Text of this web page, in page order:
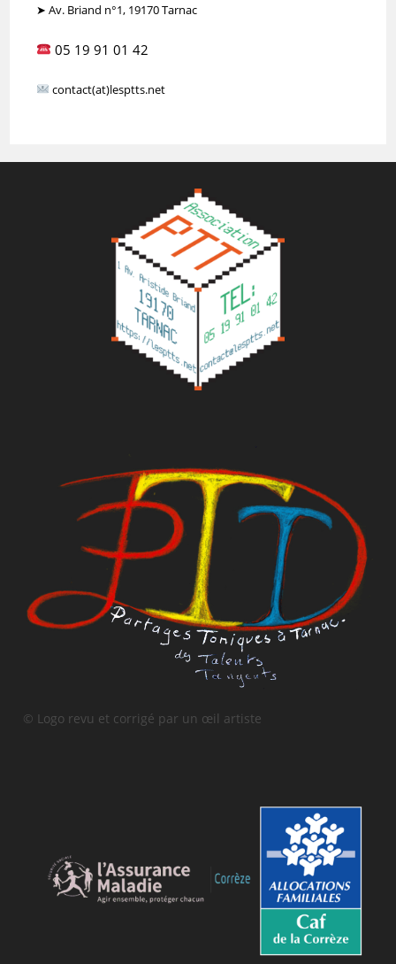
➤ Av. Briand n°1, 19170 Tarnac
05 19 91 01 42
contact(at)lesptts.net
© Logo revu et corrigé par un œil artiste